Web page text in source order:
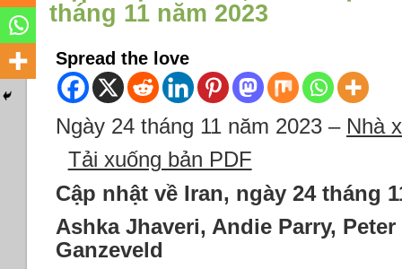
tháng 11 năm 2023
Spread the love
Ngày 24 tháng 11 năm 2023 – Nhà
Tải xuống bản PDF
Cập nhật về Iran, ngày 24 tháng
Ashka Jhaveri, Andie Parry,
Ganzeveld